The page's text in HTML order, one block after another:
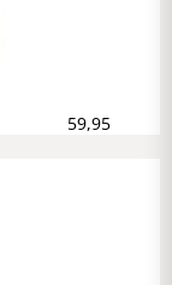
59,95